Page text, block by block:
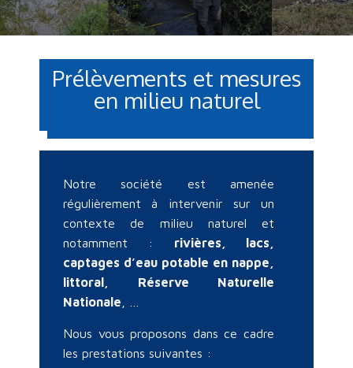
Prélèvements et mesures
en milieu naturel
Notre société est amenée
régulièrement à intervenir sur un
contexte de milieu naturel et
notamment : rivières, lacs,
captages d’eau potable en nappe,
littoral, Réserve Naturelle
Nationale
Nous vous proposons dans ce cadre
les prestations suivantes :